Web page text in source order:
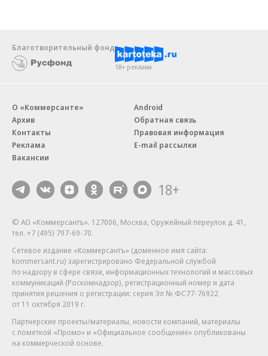
Благотворительный фонд
18+ реклама
О «Коммерсанте»
Архив
Контакты
Реклама
Вакансии
Android
Обратная связь
Правовая информация
E-mail рассылки
18+
© АО «Коммерсантъ». 127006, Москва, Оружейный переулок д. 41,
тел. +7 (495) 797-69-70.
Сетевое издание «Коммерсантъ» (доменное имя сайта:
kommersant.ru) зарегистрировано Федеральной службой
по надзору в сфере связи, информационных технологий и массовых
коммуникаций (Роскомнадзор), регистрационный номер и дата
принятия решения о регистрации: серия Эл № ФС77-76922
от 11 октября 2019 г.
Партнерские проекты/материалы, новости компаний, материалы
с пометкой «Промо» и «Официальное сообщение» опубликованы
на коммерческой основе.